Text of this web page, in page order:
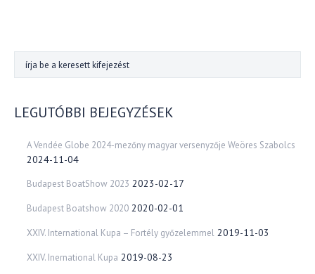
LEGUTÓBBI BEJEGYZÉSEK
A Vendée Globe 2024-mezőny magyar versenyzője Weöres Szabolcs
2024-11-04
Budapest BoatShow 2023 2023-02-17
Budapest Boatshow 2020 2020-02-01
XXIV. International Kupa – Fortély győzelemmel 2019-11-03
XXIV. Inernational Kupa 2019-08-23